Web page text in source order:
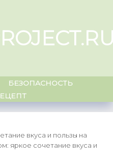
БЕЗОПАСНОСТЬ
вкуса и пользы на
яркое сочетание вкуса и